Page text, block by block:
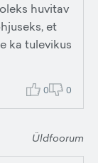
huvitav
et
ka tulevikus
0 0
Üldfoorum